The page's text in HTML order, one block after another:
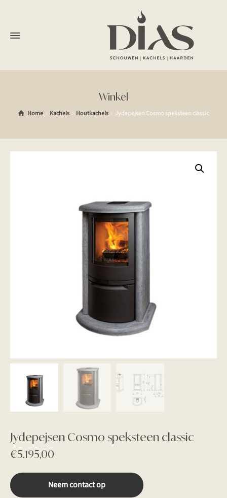
Winkel
Home Kachels Houtkachels Jydepejsen Cosmo speksteen classic
Jydepejsen Cosmo speksteen classic
€5.195,00
Neem contact op